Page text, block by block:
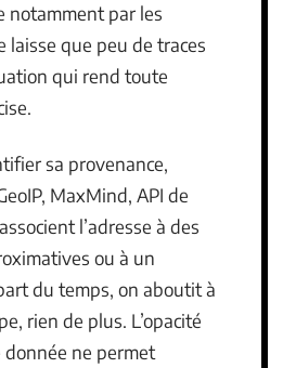
notamment par les
laisse que peu de traces
qui rend toute
sa provenance,
MaxMind, API de
l’adresse à des
ou à un
du temps, on aboutit à
rien de plus. L’opacité
donnée ne permet